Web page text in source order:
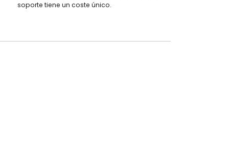
soporte tiene un coste único.